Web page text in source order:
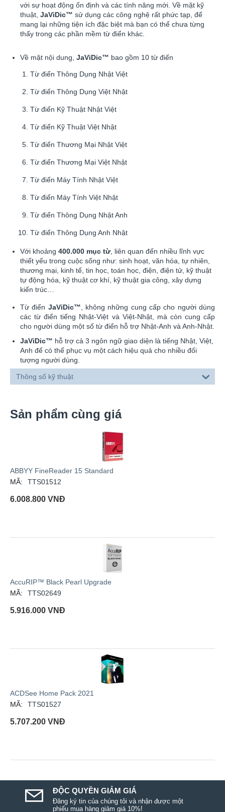
với sự hoạt động ổn định và các tính năng mới. Về mặt kỹ
thuật, JaViDic™ sử dụng các công nghệ rất phức tạp, để
mang lại những tiện ích đặc biệt mà bạn có thể chưa từng
thấy trong các phần mềm từ điển khác.
Về mặt nội dung, JaViDic™ bao gồm 10 từ điển
Từ điển Thông Dụng Nhật Việt
Từ điển Thông Dụng Việt Nhật
Từ điển Kỹ Thuật Nhật Việt
Từ điển Kỹ Thuật Việt Nhật
Từ điển Thương Mại Nhật Việt
Từ điển Thương Mại Việt Nhật
Từ điển Máy Tính Nhật Việt
Từ điển Máy Tính Việt Nhật
Từ điển Thông Dụng Nhật Anh
Từ điển Thông Dụng Anh Nhật
Với khoảng 400.000 mục từ, liên quan đến nhiều lĩnh vực
thiết yếu trong cuộc sống như: sinh hoạt, văn hóa, tự nhiên,
thương mại, kinh tế, tin học, toán học, điện, điện tử, kỹ thuật
tự động hóa, kỹ thuật cơ khí, kỹ thuật gia công, xây dựng
kiến trúc…
Từ điển JaViDic™ , không những cung cấp cho người dùng
các từ điển tiếng Nhật-Việt và Việt-Nhật, mà còn cung cấp
cho người dùng một số từ điển hỗ trợ Nhật-Anh và Anh-Nhật.
JaViDic™ hỗ trợ cả 3 ngôn ngữ giao diện là tiếng Nhật, Việt,
Anh để có thể phục vụ một cách hiệu quả cho nhiều đối
tượng người dùng.
Thông số kỹ thuật
Sản phẩm cùng giá
ABBYY FineReader 15 Standard
MÃ:
TTS01512
6.008.800 VNĐ
AccuRIP™ Black Pearl Upgrade
MÃ:
TTS02649
5.916.000 VNĐ
ACDSee Home Pack 2021
MÃ:
TTS01527
5.707.200 VNĐ
ĐỘC QUYỀN GIẢM GIÁ
Đăng ký tin của chúng tôi và nhận được một
phiếu mua hàng giảm giá 10%!